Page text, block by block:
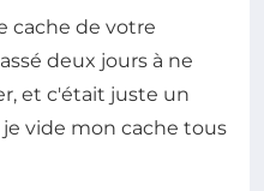
cache de votre
deux jours à ne
et c'était juste un
vide mon cache tous